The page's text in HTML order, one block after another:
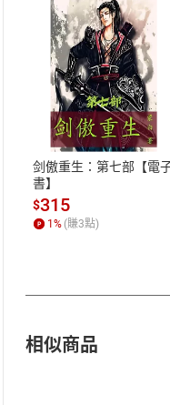
付款方式
ATM轉帳、信用
剑傲重生：第七部【電
書】
$315
1% (賺3點)
相似商品